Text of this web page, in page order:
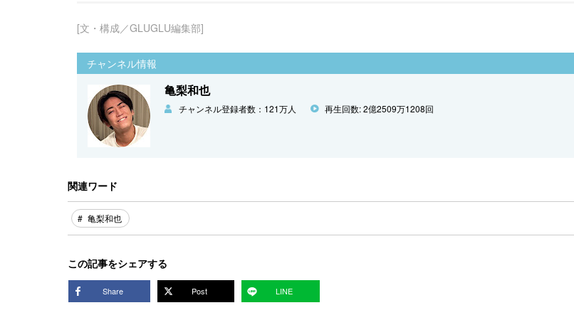
[文・構成／GLUGLU編集部]
チャンネル情報
亀梨和也
チャンネル登録者数：121万人 再生回数: 2億2509万1208回
関連ワード
亀梨和也
この記事をシェアする
Share Post LINE